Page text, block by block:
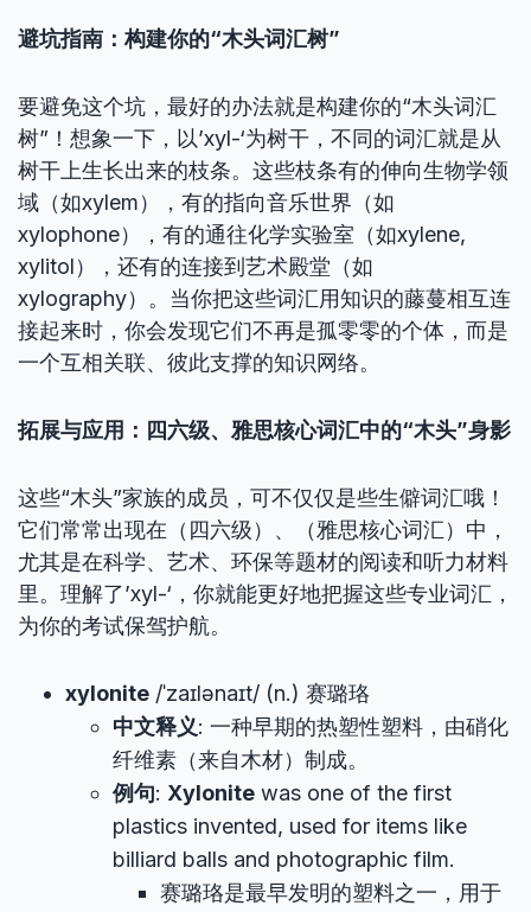
避坑指南：构建你的“木头词汇树”
要避免这个坑，最好的办法就是构建你的“木头词汇
树”！想象一下，以’xyl-‘为树干，不同的词汇就是从
树干上生长出来的枝条。这些枝条有的伸向生物学领
域（如xylem），有的指向音乐世界（如
xylophone），有的通往化学实验室（如xylene,
xylitol），还有的连接到艺术殿堂（如
xylography）。当你把这些词汇用知识的藤蔓相互连
接起来时，你会发现它们不再是孤零零的个体，而是
一个互相关联、彼此支撑的知识网络。
拓展与应用：四六级、雅思核心词汇中的“木头”身影
这些“木头”家族的成员，可不仅仅是些生僻词汇哦！
它们常常出现在（四六级）、（雅思核心词汇）中，
尤其是在科学、艺术、环保等题材的阅读和听力材料
里。理解了’xyl-‘，你就能更好地把握这些专业词汇，
为你的考试保驾护航。
xylonite /ˈzaɪlənaɪt/ (n.) 赛璐珞
中文释义: 一种早期的热塑性塑料，由硝化
纤维素（来自木材）制成。
例句: Xylonite was one of the first
plastics invented, used for items like
billiard balls and photographic film.
赛璐珞是最早发明的塑料之一，用于